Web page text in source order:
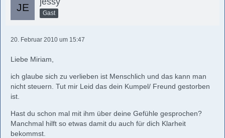
Gast
20. Februar 2010 um 15:47
Liebe Miriam,
ich glaube sich zu verlieben ist Menschlich und das kann man
nicht steuern. Tut mir Leid das dein Kumpel/ Freund gestorben
ist.
Hast du schon mal mit ihm über deine Gefühle gesprochen?
Manchmal hilft so etwas damit du auch für dich Klarheit
bekommst.